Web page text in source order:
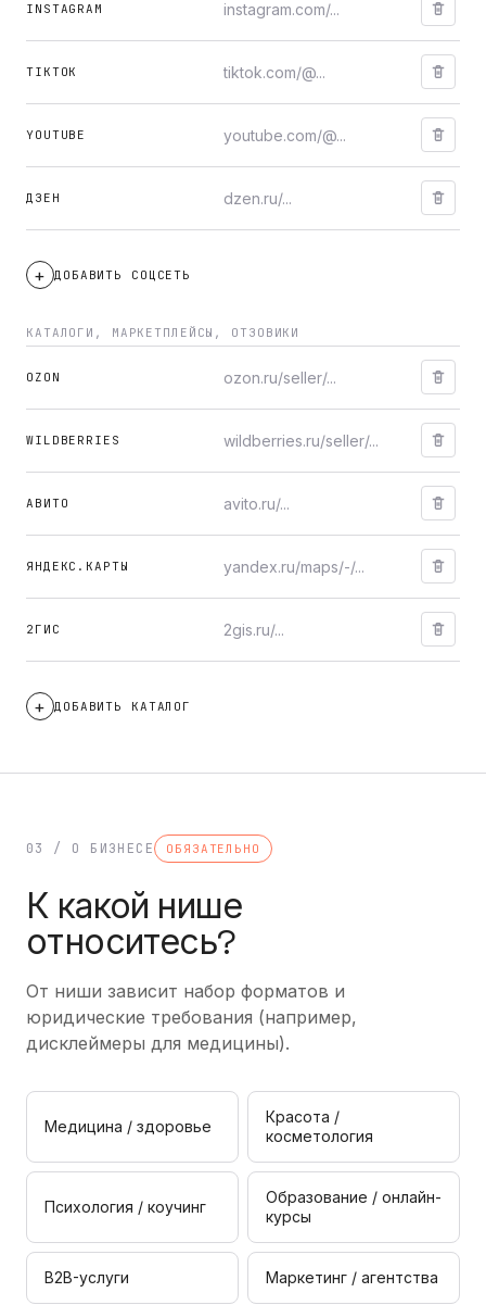
INSTAGRAM
TIKTOK
YOUTUBE
ДЗЕН
ДОБАВИТЬ СОЦСЕТЬ
КАТАЛОГИ, МАРКЕТПЛЕЙСЫ, ОТЗОВИКИ
OZON
WILDBERRIES
АВИТО
ЯНДЕКС.КАРТЫ
2ГИС
ДОБАВИТЬ КАТАЛОГ
03 / О БИЗНЕСЕ ОБЯЗАТЕЛЬНО
К какой нише
относитесь?
От ниши зависит набор форматов и
юридические требования (например,
дисклеймеры для медицины).
Медицина / здоровье
Красота /
косметология
Психология / коучинг
Образование / онлайн-
курсы
B2B-услуги Маркетинг / агентства